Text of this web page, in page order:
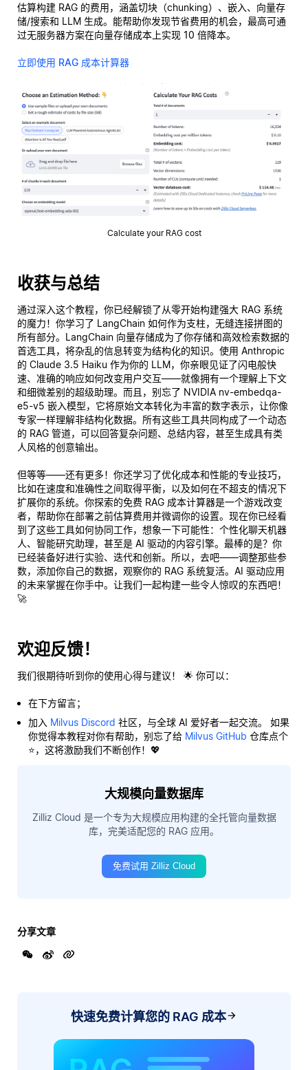
估算构建 RAG 的费用，涵盖切块（chunking）、嵌入、向量存
储/搜索和 LLM 生成。能帮助你发现节省费用的机会，最高可通
过无服务器方案在向量存储成本上实现 10 倍降本。
立即使用 RAG 成本计算器
Calculate your RAG cost
收获与总结
通过深入这个教程，你已经解锁了从零开始构建强大 RAG 系统
的魔力！你学习了 LangChain 如何作为支柱，无缝连接拼图的
所有部分。LangChain 向量存储成为了你存储和高效检索数据的
首选工具，将杂乱的信息转变为结构化的知识。使用 Anthropic
的 Claude 3.5 Haiku 作为你的 LLM，你亲眼见证了闪电般快
速、准确的响应如何改变用户交互——就像拥有一个理解上下文
和细微差别的超级助理。而且，别忘了 NVIDIA nv-embedqa-
e5-v5 嵌入模型，它将原始文本转化为丰富的数字表示，让你像
专家一样理解非结构化数据。所有这些工具共同构成了一个动态
的 RAG 管道，可以回答复杂问题、总结内容，甚至生成具有类
人风格的创意输出。
但等等——还有更多！你还学习了优化成本和性能的专业技巧，
比如在速度和准确性之间取得平衡，以及如何在不超支的情况下
扩展你的系统。你探索的免费 RAG 成本计算器是一个游戏改变
者，帮助你在部署之前估算费用并微调你的设置。现在你已经看
到了这些工具如何协同工作，想象一下可能性：个性化聊天机器
人、智能研究助理，甚至是 AI 驱动的内容引擎。最棒的是？你
已经装备好进行实验、迭代和创新。所以，去吧——调整那些参
数，添加你自己的数据，观察你的 RAG 系统复活。AI 驱动应用
的未来掌握在你手中。让我们一起构建一些令人惊叹的东西吧！
🚀
欢迎反馈！
我们很期待听到你的使用心得与建议！ 🌟 你可以：
在下方留言；
加入 Milvus Discord 社区，与全球 AI 爱好者一起交流。 如果
你觉得本教程对你有帮助，别忘了给 Milvus GitHub 仓库点个
⭐，这将激励我们不断创作！💖
大规模向量数据库
Zilliz Cloud 是一个专为大规模应用构建的全托管向量数据
库，完美适配您的 RAG 应用。
免费试用 Zilliz Cloud
分享文章
快速免费计算您的 RAG 成本